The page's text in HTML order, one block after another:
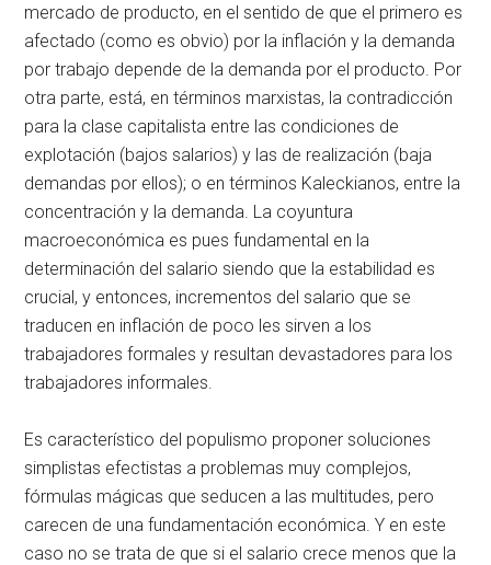
mercado de producto, en el sentido de que el primero es
afectado (como es obvio) por la inflación y la demanda
por trabajo depende de la demanda por el producto. Por
otra parte, está, en términos marxistas, la contradicción
para la clase capitalista entre las condiciones de
explotación (bajos salarios) y las de realización (baja
demandas por ellos); o en términos Kaleckianos, entre la
concentración y la demanda. La coyuntura
macroeconómica es pues fundamental en la
determinación del salario siendo que la estabilidad es
crucial, y entonces, incrementos del salario que se
traducen en inflación de poco les sirven a los
trabajadores formales y resultan devastadores para los
trabajadores informales.
Es característico del populismo proponer soluciones
simplistas efectistas a problemas muy complejos,
fórmulas mágicas que seducen a las multitudes, pero
carecen de una fundamentación económica. Y en este
caso no se trata de que si el salario crece menos que la